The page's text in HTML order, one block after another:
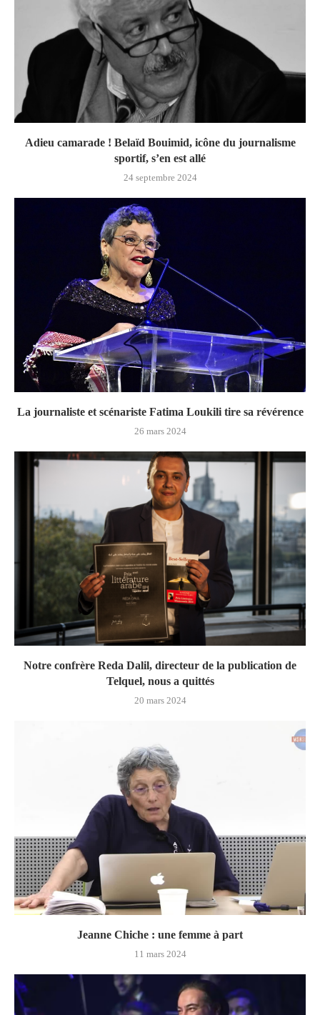
Adieu camarade ! Belaïd Bouimid, icône du journalisme
sportif, s’en est allé
24 septembre 2024
La journaliste et scénariste Fatima Loukili tire sa révérence
26 mars 2024
Notre confrère Reda Dalil, directeur de la publication de
Telquel, nous a quittés
20 mars 2024
Jeanne Chiche : une femme à part
11 mars 2024